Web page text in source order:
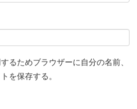
るためブラウザーに自分の名前、
を保存する。